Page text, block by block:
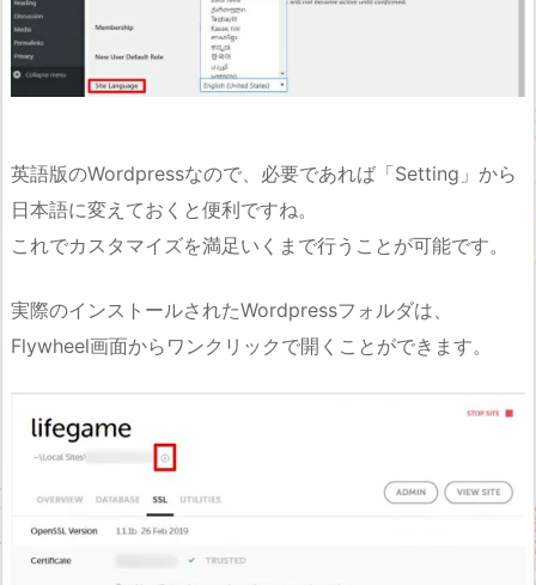
英語版のWordpressなので、必要であれば「Setting」から
日本語に変えておくと便利ですね。
これでカスタマイズを満足いくまで行うことが可能です。
実際のインストールされたWordpressフォルダは、
Flywheel画面からワンクリックで開くことができます。